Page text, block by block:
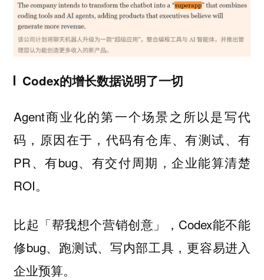
Codex的增长数据说明了一切
Agent商业化的第一个场景之所以是写代
码，原因在于，代码有仓库、有测试、有
PR、有bug、有交付周期，企业能算清楚
ROI。
比起「帮我想个营销创意」，Codex能不能
修bug、跑测试、写内部工具，更容易进入
企业预算。